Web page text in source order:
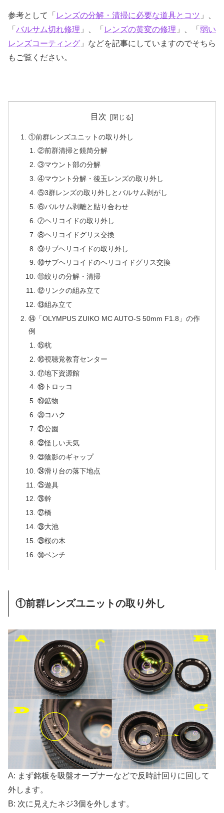
参考として「 レンズの分解・清掃に必要な道具とコツ 」、
「 バルサム切れ修理 」、「 レンズの黄変の修理 」、「 弱い
レンズコーティング 」などを記事にしていますのでそちら
もご覧ください。
目次
①前群レンズユニットの取り外し
②前群清掃と鏡筒分解
③マウント部の分解
④マウント分解・後玉レンズの取り外し
⑤3群レンズの取り外しとバルサム剥がし
⑥バルサム剥離と貼り合わせ
⑦ヘリコイドの取り外し
⑧ヘリコイドグリス交換
⑨サブヘリコイドの取り外し
⑩サブヘリコイドのヘリコイドグリス交換
⑪絞りの分解・清掃
⑫リンクの組み立て
⑬組み立て
⑭「OLYMPUS ZUIKO MC AUTO-S 50mm F1.8」の作
例
⑮杭
⑯視聴覚教育センター
⑰地下資源館
⑱トロッコ
⑲鉱物
⑳コハク
㉑公園
㉒怪しい天気
㉓陰影のギャップ
㉔滑り台の落下地点
㉕遊具
㉖幹
㉗橋
㉘大池
㉙桜の木
㉚ベンチ
①前群レンズユニットの取り外し
A: まず銘板を吸盤オープナーなどで反時計回りに回して
外します。
B: 次に見えたネジ3個を外します。